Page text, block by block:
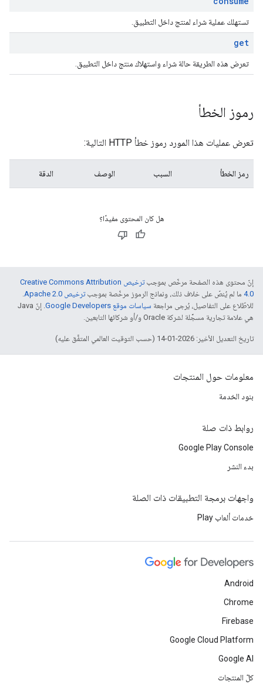
تستهلك عملية شراء لمنتج داخل التطبيق.
get
تعرض هذه الطريقة حالة شراء واستهلاك منتج داخل التطبيق.
رموز الخطأ
تعرض عمليات هذا المورد رموز خطأ HTTP التالية:
رمز الخطأ السبب الوصف الدقة
هل كان المحتوى مفيدًا؟
إنّ محتوى هذه الصفحة مرخّص بموجب
ترخيص Creative Commons Attribution
4.0‏ ما لم يُنصّ على خلاف ذلك، ونماذج الرموز مرخّصة بموجبترخيص Apache 2.0‏
.
للاطّلاع على التفاصيل، يُرجى مراجعة سياسات موقع Google Developers‏
. إنّ Java
هي علامة تجارية مسجَّلة لشركة Oracle و/أو شركائها التابعين.
تاريخ التعديل الأخير: 2026-01-14 (حسب التوقيت العالمي المتفَّق عليه)
معلومات حول المنتجات
بنود الخدمة
روابط ذات صلة
Google Play Console
بدء النشر
واجهات برمجة التطبيقات ذات الصلة
خدمات ألعاب Play
Android
Chrome
Firebase
Google Cloud Platform
Google AI
كلّ المنتجات